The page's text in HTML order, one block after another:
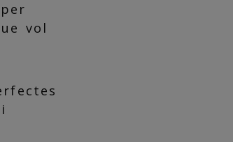
vol